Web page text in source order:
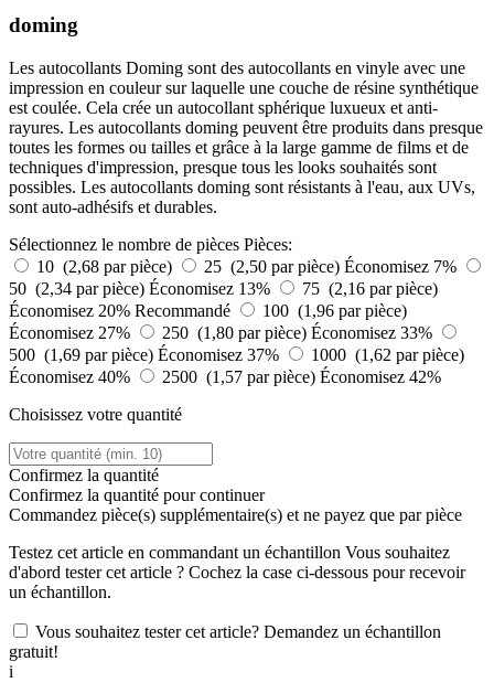
doming
Les autocollants Doming sont des autocollants en vinyle avec une
impression en couleur sur laquelle une couche de résine synthétique
est coulée. Cela crée un autocollant sphérique luxueux et anti-
rayures. Les autocollants doming peuvent être produits dans presque
toutes les formes ou tailles et grâce à la large gamme de films et de
techniques d'impression, presque tous les looks souhaités sont
possibles. Les autocollants doming sont résistants à l'eau, aux UVs,
sont auto-adhésifs et durables.
Sélectionnez le nombre de pièces Pièces:
10 (2,68 par pièce)
25 (2,50 par pièce) Économisez 7%
50 (2,34 par pièce) Économisez 13%
75 (2,16 par pièce)
Économisez 20% Recommandé
100 (1,96 par pièce)
Économisez 27%
250 (1,80 par pièce) Économisez 33%
500 (1,69 par pièce) Économisez 37%
1000 (1,62 par pièce)
Économisez 40%
2500 (1,57 par pièce) Économisez 42%
Choisissez votre quantité
Confirmez la quantité
Confirmez la quantité pour continuer
Commandez pièce(s) supplémentaire(s) et ne payez que par pièce
Testez cet article en commandant un échantillon Vous souhaitez
d'abord tester cet article ? Cochez la case ci-dessous pour recevoir
un échantillon.
Vous souhaitez tester cet article? Demandez un échantillon
gratuit!
i